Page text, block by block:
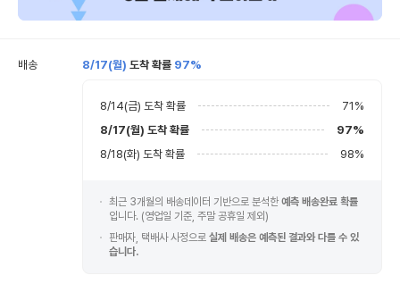
배송 8/17(월) 도착 확률 97%
8/14(금) 도착 확률 71 %
8/17(월) 도착 확률 97%
8/18(화) 도착 확률 98%
최근 3개월의 배송데이터 기반으로 분석한 예측 배송완료 확률
입니다. (영업일 기준, 주말 공휴일 제외)
판매자, 택배사 사정으로 실제 배송은 예측된 결과와 다를 수 있
습니다.